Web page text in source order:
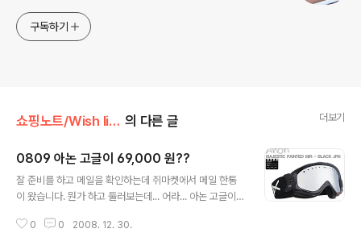
구독하기
쇼핑노트/Wish list 의 다른 글 더보기
0809 아논 고글이 69,000 원??
잘 준비를 하고 메일을 확인하는데 쥐마켓에서 메일 한통
이 왔습니다. 뭔가 하고 둘러보는데... 어라... 아논 고글이 6
ket.co.kr/challenge/neo_goods/goods.asp?goo
0 0 2008. 12. 30.